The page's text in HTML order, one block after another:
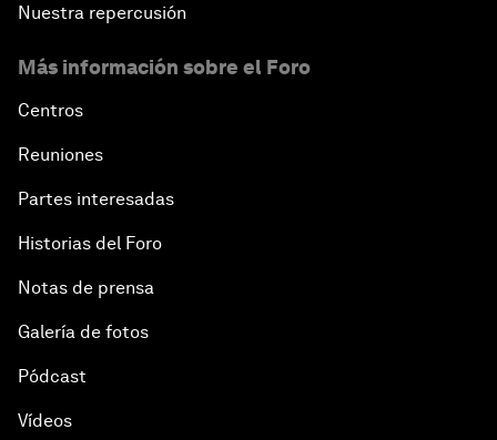
Nuestra repercusión
Más información sobre el Foro
Centros
Reuniones
Partes interesadas
Historias del Foro
Notas de prensa
Galería de fotos
Pódcast
Vídeos